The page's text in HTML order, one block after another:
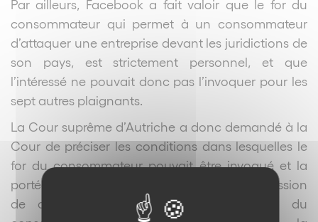
Par ailleurs, Facebook a fait valoir que le for du
consommateur qui permet à un consommateur
d’attaquer une entreprise devant les juridictions de
son pays, est strictement personnel, et que
l’intéressé ne pouvait donc pas l’invoquer pour les
sept autres plaignants.
La Cour suprême d’Autriche a donc demandé à la
Cour de préciser les conditions dans lesquelles le
for du consommateur pouvait être invoqué et la
portée en matière de compétence, d’une cession
de droits. La question de la définition du